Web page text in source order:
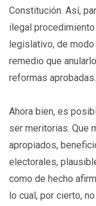
Constitución. Así,
ilegal
legislativo, de
remedio que
reformas aprobadas.
Ahora bien, es
ser meritorias. Que
apropiados,
electorales,
como de hecho
lo cual, por cierto,